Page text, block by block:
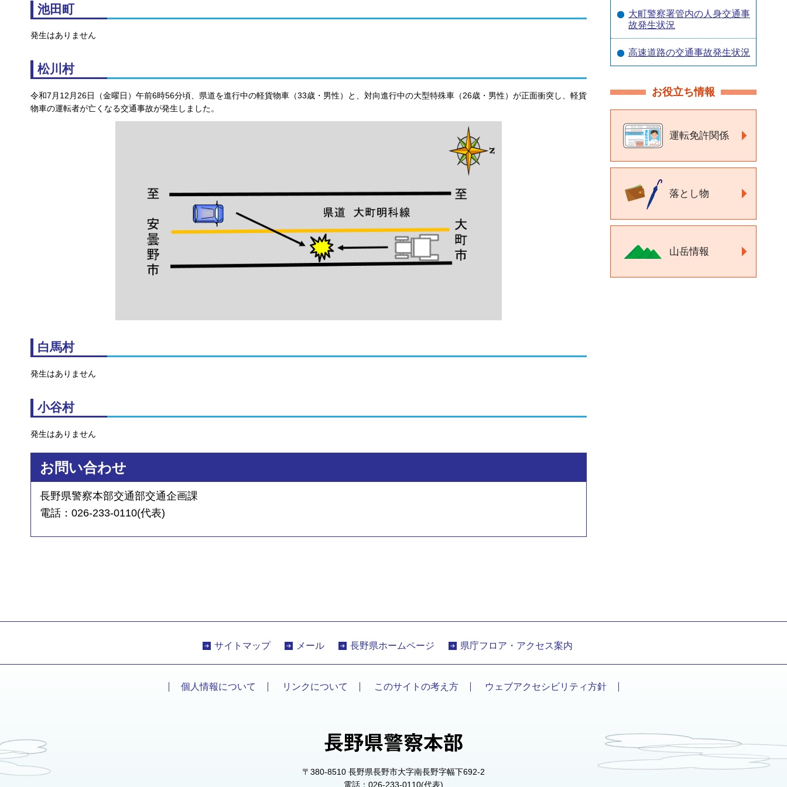
池田町
発生はありません
松川村
令和7月12月26日（金曜日）午前6時56分頃、県道を進行中の軽貨物車（33歳・男性）と、対向進行中の大型特殊車（26歳・男性）が正面衝突し、軽貨
物車の運転者が亡くなる交通事故が発生しました。
白馬村
発生はありません
小谷村
発生はありません
お問い合わせ
長野県警察本部交通部交通企画課
電話：026-233-0110(代表)
大町警察署管内の人身交通事
故発生状況
高速道路の交通事故発生状況
お役立ち情報
運転免許関係
落とし物
山岳情報
サイトマップ メール 長野県ホームページ 県庁フロア・アクセス案内
個人情報について リンクについて このサイトの考え方 ウェブアクセシビリティ方針
〒380-8510 長野県長野市大字南長野字幅下692-2
電話：026-233-0110(代表)